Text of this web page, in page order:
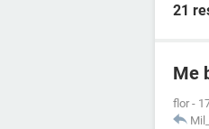
21
Me
flor -